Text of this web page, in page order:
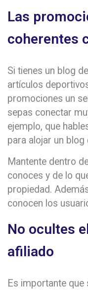
Las
coherentes
Si tienes un blog
artículos
promociones un
sepas conectar
ejemplo, que
para alojar un blog
Mantente dentro
conoces y de lo
propiedad.
conocen los
No ocultes
afiliado
Es importante